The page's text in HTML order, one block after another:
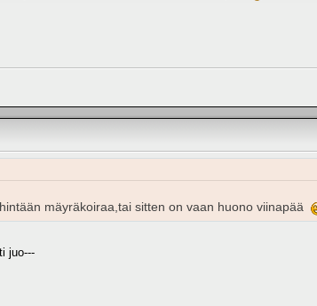
mäyräkoiraa,tai sitten on vaan huono viinapää
juo---